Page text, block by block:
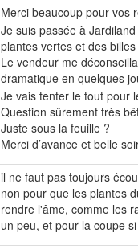
Merci beaucoup pour vos
Je suis passée à
plantes vertes et des billes
Le vendeur me
dramatique en quelques
Je vais tenter le tout pour
Question sûrement très
Juste sous la feuille ?
Merci d’avance et belle
il ne faut pas toujours
non pour que les plantes
rendre l'âme, comme les
un peu, et pour la coupe